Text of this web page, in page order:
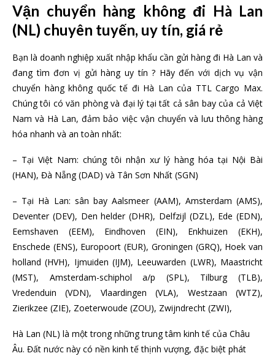
Vận chuyển hàng không đi Hà Lan
(NL) chuyên tuyến, uy tín, giá rẻ
Bạn là doanh nghiệp xuất nhập khẩu cần gửi hàng đi Hà Lan và
đang tìm đơn vị gửi hàng uy tín ? Hãy đến với dịch vụ vận
chuyển hàng không quốc tế đi Hà Lan của TTL Cargo Max.
Chúng tôi có văn phòng và đại lý tại tất cả sân bay của cả Việt
Nam và Hà Lan, đảm bảo việc vận chuyển và lưu thông hàng
hóa nhanh và an toàn nhất:
– Tại Việt Nam: chúng tôi nhận xư lý hàng hóa tại Nội Bài
(HAN), Đà Nẵng (DAD) và Tân Sơn Nhất (SGN)
– Tại Hà Lan: sân bay Aalsmeer (AAM), Amsterdam (AMS),
Deventer (DEV), Den helder (DHR), Delfzijl (DZL), Ede (EDN),
Eemshaven (EEM), Eindhoven (EIN), Enkhuizen (EKH),
Enschede (ENS), Europoort (EUR), Groningen (GRQ), Hoek van
holland (HVH), Ijmuiden (IJM), Leeuwarden (LWR), Maastricht
(MST), Amsterdam-schiphol a/p (SPL), Tilburg (TLB),
Vredenduin (VDN), Vlaardingen (VLA), Westzaan (WTZ),
Zierikzee (ZIE), Zoeterwoude (ZOU), Zwijndrecht (ZWI),
Hà Lan (NL) là một trong những trung tâm kinh tế của Châu
Âu. Đất nước này có nền kinh tế thịnh vượng, đặc biệt phát